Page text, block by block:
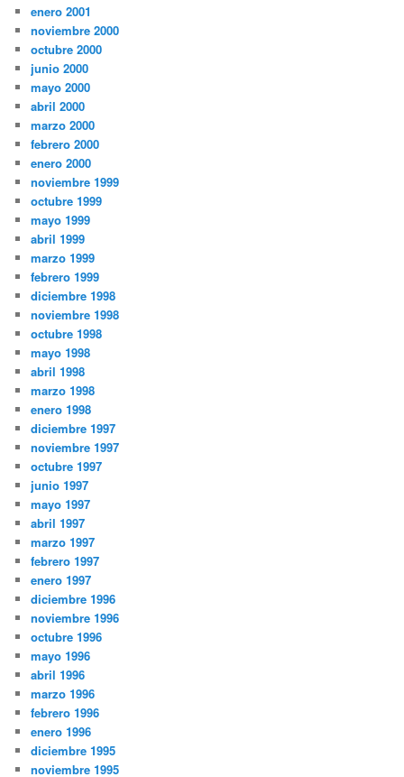
enero 2001
noviembre 2000
octubre 2000
junio 2000
mayo 2000
abril 2000
marzo 2000
febrero 2000
enero 2000
noviembre 1999
octubre 1999
mayo 1999
abril 1999
marzo 1999
febrero 1999
diciembre 1998
noviembre 1998
octubre 1998
mayo 1998
abril 1998
marzo 1998
enero 1998
diciembre 1997
noviembre 1997
octubre 1997
junio 1997
mayo 1997
abril 1997
marzo 1997
febrero 1997
enero 1997
diciembre 1996
noviembre 1996
octubre 1996
mayo 1996
abril 1996
marzo 1996
febrero 1996
enero 1996
diciembre 1995
noviembre 1995